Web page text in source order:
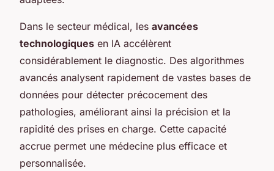
Dans le secteur médical, les avancées
technologiques en IA accélèrent
considérablement le diagnostic. Des algorithmes
avancés analysent rapidement de vastes bases de
données pour détecter précocement des
pathologies, améliorant ainsi la précision et la
rapidité des prises en charge. Cette capacité
accrue permet une médecine plus efficace et
personnalisée.